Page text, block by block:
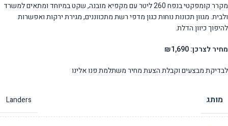
מקרר קומפקטי בנפח 260 ליטר עם מקפיא מובנה, שקט במיוחד ומתאים למשרד
ולבית. מגוון תכונות נוחות כגון מדפי רשת מתכווננים, מגירת ירקות ואפשרות
להיפוך כיוון הדלת.
מחיר לצרכן: ₪1,690
לבדיקת מבצעים וקבלת הצעת מחיר משתלמת פנו אלינו
מותג Landers